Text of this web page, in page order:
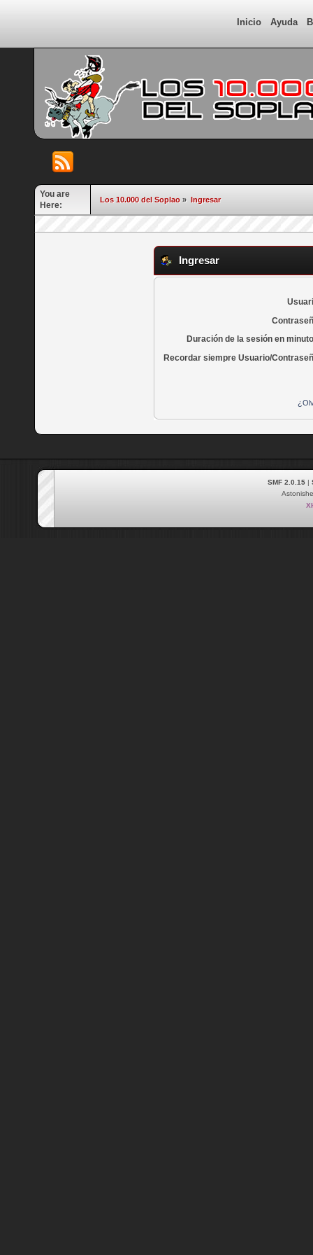
Inicio Ayuda
You are
Here:
Los 10.000 del Soplao » Ingresar
Ingresar
Duración de la sesión en
Recordar siempre Usuario/
SMF 2.0.15|